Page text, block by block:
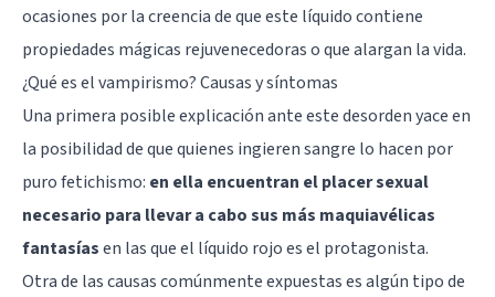
ocasiones por la creencia de que este líquido contiene
propiedades mágicas rejuvenecedoras o que alargan la vida.
¿Qué es el vampirismo? Causas y síntomas
Una primera posible explicación ante este desorden yace en
la posibilidad de que quienes ingieren sangre lo hacen por
puro fetichismo: en ella encuentran el placer sexual
necesario para llevar a cabo sus más maquiavélicas
fantasíasen las que el líquido rojo es el protagonista.
Otra de las causas comúnmente expuestas es algún tipo de